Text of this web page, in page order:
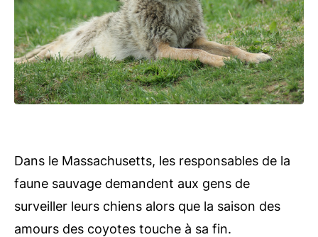
Dans le Massachusetts, les responsables de la
faune sauvage demandent aux gens de
surveiller leurs chiens alors que la saison des
amours des coyotes touche à sa fin.